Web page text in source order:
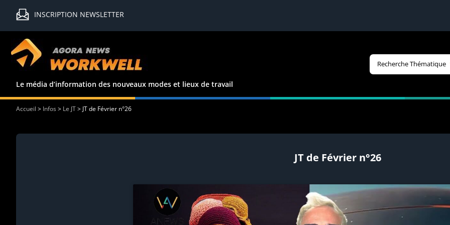
INSCRIPTION NEWSLETTER
Le média d’information des nouveaux modes et lieux de travail
Recherche Thématique
Accueil > Infos> Le JT> JT de Février n°26
JT de Février n°26